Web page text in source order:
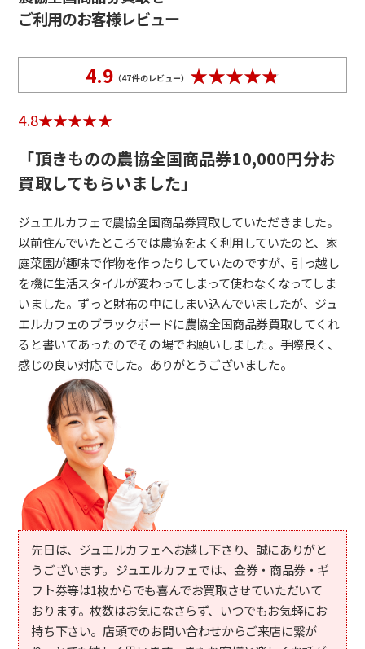
ご利用のお客様レビュー
4.9 （47件のレビュー）
4.8
「頂きものの農協全国商品券10,000円分お
買取してもらいました」
ジュエルカフェで農協全国商品券買取していただきました。
以前住んでいたところでは農協をよく利用していたのと、家
庭菜園が趣味で作物を作ったりしていたのですが、引っ越し
を機に生活スタイルが変わってしまって使わなくなってしま
いました。ずっと財布の中にしまい込んでいましたが、ジュ
エルカフェのブラックボードに農協全国商品券買取してくれ
ると書いてあったのでその場でお願いしました。手際良く、
感じの良い対応でした。ありがとうございました。
先日は、ジュエルカフェへお越し下さり、誠にありがと
うございます。 ジュエルカフェでは、金券・商品券・ギ
フト券等は1枚からでも喜んでお買取させていただいて
おります。枚数はお気になさらず、いつでもお気軽にお
持ち下さい。店頭でのお問い合わせからご来店に繋が